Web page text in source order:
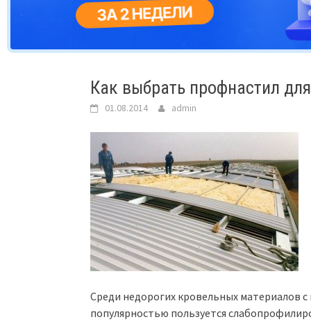
Как выбрать профнастил
01.08.2014 admin
Среди недорогих кровельных материалов
популярностью пользуется